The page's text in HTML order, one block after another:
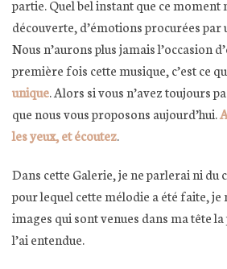
partie. Quel bel instant que ce
découverte, d’émotions procurées par
Nous n’aurons plus jamais l’occasion
première fois cette musique, c’est ce
unique. Alors si vous n’avez toujours
que nous vous proposons aujourd’hui.
les yeux, et écoutez.
Dans cette Galerie, je ne parlerai ni
pour lequel cette mélodie a été faite, je
images qui sont venues dans ma tête
l’ai entendue.